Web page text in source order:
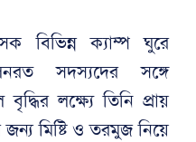
বিভিন্ন ক্যাম্প ঘুরে
সদস্যদের সঙ্গে
লক্ষ্যে তিনি প্রায়
মিষ্টি ও তরমুজ নিয়ে